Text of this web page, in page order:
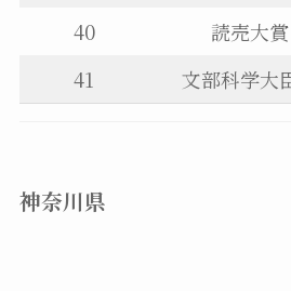
40
読売大賞
41
文部科学大
神奈川県